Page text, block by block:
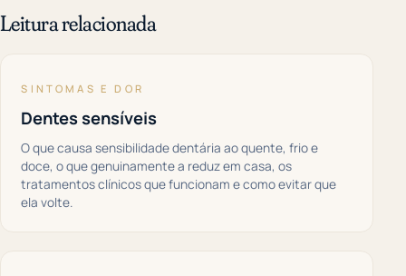
Leitura relacionada
SINTOMAS E DOR
Dentes sensíveis
O que causa sensibilidade dentária ao quente, frio e
doce, o que genuinamente a reduz em casa, os
tratamentos clínicos que funcionam e como evitar que
ela volte.